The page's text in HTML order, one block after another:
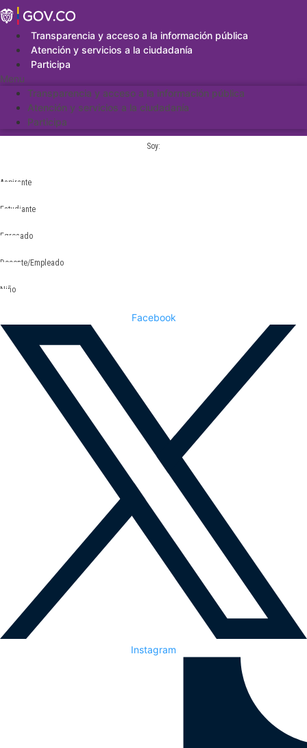
Saltar
al
contenidoTransparencia y acceso a la información pública
Atención y servicios a la ciudadanía
Participa
Menu
Transparencia y acceso a la información pública
Atención y servicios a la ciudadanía
Participa
Soy:
Aspirante
Estudiante
Egresado
Docente/Empleado
Niño
Facebook
Instagram